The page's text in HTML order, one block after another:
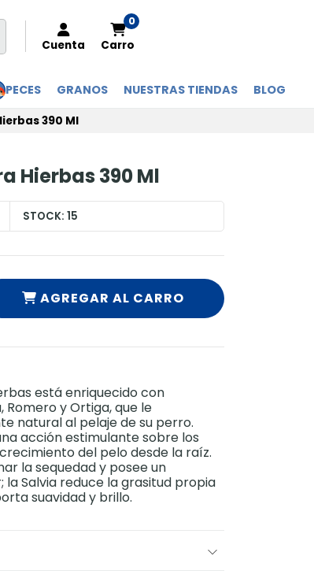
Cuenta
0
Carro
PECES GRANOS NUESTRAS TIENDAS BLOG
390 Ml
Hierbas 390 Ml
STOCK: 15
AGREGAR AL CARRO
está enriquecido con
y Ortiga, que le
natural al pelaje de su perro.
acción estimulante sobre los
del pelo desde la raíz.
la sequedad y posee un
Salvia reduce la grasitud propia
suavidad y brillo.